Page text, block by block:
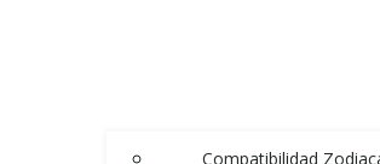
Compatibilidad